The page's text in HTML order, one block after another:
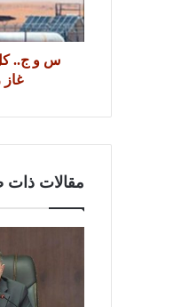
س و ج..
غاز
مقالات ذات